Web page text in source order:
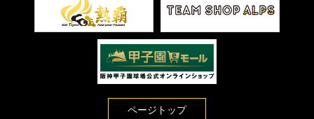
ページトップ